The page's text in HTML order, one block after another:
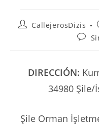
AutorCallejerosDizis
DIRECCIÓN:
34980 Şile/
Şile Orman